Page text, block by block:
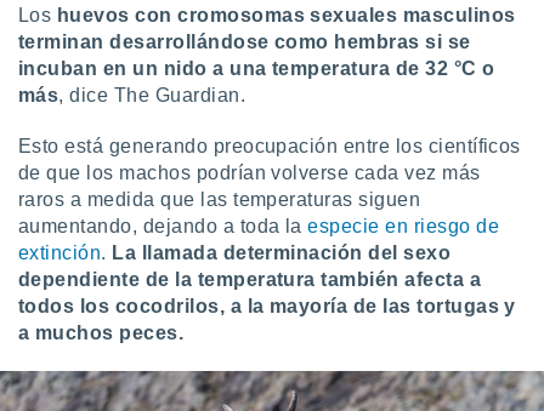
en
en
de
un
o acceder
Los huevos con cromosomas sexuales masculinos
terminan desarrollándose como hembras si se
incuban en un nido a una temperatura de 32 °C o
más, dice The Guardian.
Esto está generando preocupación entre los científicos
de que los machos podrían volverse cada vez más
raros a medida que las temperaturas siguen
aumentando, dejando a toda laespecie en riesgo de
extinción. La llamada determinación del sexo
dependiente de la temperatura también afecta a
todos los cocodrilos, a la mayoría de las tortugas y
a muchos peces.